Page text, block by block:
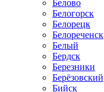
Белово
Белогорск
Белорецк
Белореченск
Белый
Бердск
Березники
Берёзовский
Бийск